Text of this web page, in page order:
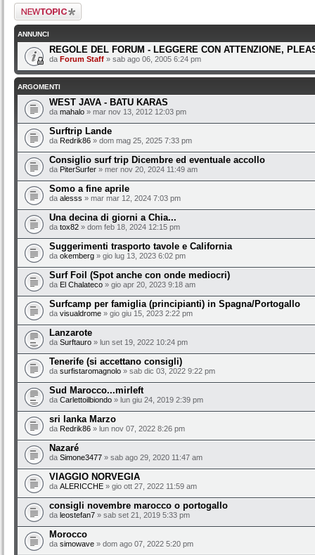
Scrivi un nuovo
argomento
ANNUNCI
REGOLE DEL FORUM - LEGGERE CON ATTENZIONE,
da Forum Staff » sab ago 06, 2005 6:24 pm
ARGOMENTI
WEST JAVA - BATU KARAS
da mahalo » mar nov 13, 2012 12:03 pm
Surftrip Lande
da Redrik86 » dom mag 25, 2025 7:33 pm
Consiglio surf trip Dicembre ed eventuale accollo
da PiterSurfer » mer nov 20, 2024 11:49 am
Somo a fine aprile
da alesss » mar mar 12, 2024 7:03 pm
Una decina di giorni a Chia...
da tox82 » dom feb 18, 2024 12:15 pm
Suggerimenti trasporto tavole e California
da okemberg » gio lug 13, 2023 6:02 pm
Surf Foil (Spot anche con onde mediocri)
da El Chalateco » gio apr 20, 2023 9:18 am
Surfcamp per famiglia (principianti) in Spagna/Portogallo
da visualdrome » gio giu 15, 2023 2:22 pm
Lanzarote
da Surftauro » lun set 19, 2022 10:24 pm
Tenerife (si accettano consigli)
da surfistaromagnolo » sab dic 03, 2022 9:22 pm
Sud Marocco...mirleft
da Carlettoilbiondo » lun giu 24, 2019 2:39 pm
sri lanka Marzo
da Redrik86 » lun nov 07, 2022 8:26 pm
Nazaré
da Simone3477 » sab ago 29, 2020 11:47 am
VIAGGIO NORVEGIA
da ALERICCHE » gio ott 27, 2022 11:59 am
consigli novembre marocco o portogallo
da leostefan7 » sab set 21, 2019 5:33 pm
Morocco
da simowave » dom ago 07, 2022 5:20 pm